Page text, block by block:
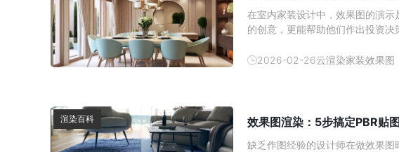
在室内家装设计中，效果图的演
的创意，更能帮助他们作出投资决
方式逐渐成为了设计师们的热门
2026-02-26云渲染家装效果图
渲染百科 效果图渲染：5步搞定PBR贴
缺乏作图经验的设计师在做效果